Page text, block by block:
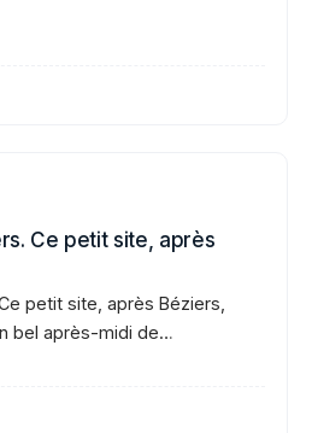
Ce petit site, après
petit site, après Béziers,
bel après-midi de…